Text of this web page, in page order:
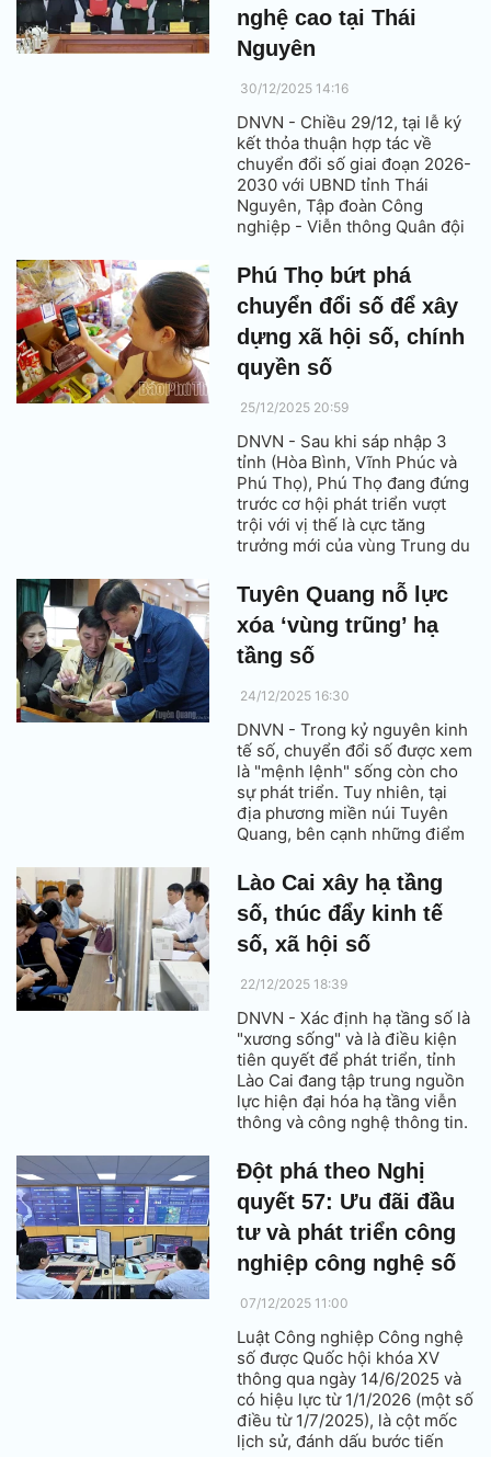
nghệ cao tại Thái
Nguyên
30/12/2025 14:16
DNVN - Chiều 29/12, tại lễ ký
kết thỏa thuận hợp tác về
chuyển đổi số giai đoạn 2026-
2030 với UBND tỉnh Thái
Nguyên, Tập đoàn Công
nghiệp - Viễn thông Quân đội
tâm logistics và hệ thống kho
công nghệ cao tại đây.
Phú Thọ bứt phá
chuyển đổi số để xây
dựng xã hội số, chính
quyền số
25/12/2025 20:59
DNVN - Sau khi sáp nhập 3
tỉnh (Hòa Bình, Vĩnh Phúc và
Phú Thọ), Phú Thọ đang đứng
trước cơ hội phát triển vượt
trội với vị thế là cực tăng
trưởng mới của vùng Trung du
nguồn lực đó, tỉnh xác định
chuyển đổi số là trụ cột then
chốt, tạo nên thay đổi mạnh
mẽ trong thói quen sinh hoạt
của người dân vùng sâu, vùng
xa.
Tuyên Quang nỗ lực
xóa ‘vùng trũng’ hạ
tầng số
24/12/2025 16:30
DNVN - Trong kỷ nguyên kinh
tế số, chuyển đổi số được xem
là "mệnh lệnh" sống còn cho
sự phát triển. Tuy nhiên, tại
địa phương miền núi Tuyên
Quang, bên cạnh những điểm
tồn tại những "vùng trũng" cần
tháo gỡ.
Lào Cai xây hạ tầng
số, thúc đẩy kinh tế
số, xã hội số
22/12/2025 18:39
DNVN - Xác định hạ tầng số là
"xương sống" và là điều kiện
tiên quyết để phát triển, tỉnh
Lào Cai đang tập trung nguồn
lực hiện đại hóa hạ tầng viễn
thông và công nghệ thông tin.
thành chính quyền số hiệu lực,
kinh tế số năng động và xã hội
số bao trùm tại địa phương
miền núi biên giới này.
Đột phá theo Nghị
quyết 57: Ưu đãi đầu
tư và phát triển công
nghiệp công nghệ số
07/12/2025 11:00
Luật Công nghiệp Công nghệ
số được Quốc hội khóa XV
thông qua ngày 14/6/2025 và
có hiệu lực từ 1/1/2026 (một số
điều từ 1/7/2025), là cột mốc
lịch sử, đánh dấu bước tiến